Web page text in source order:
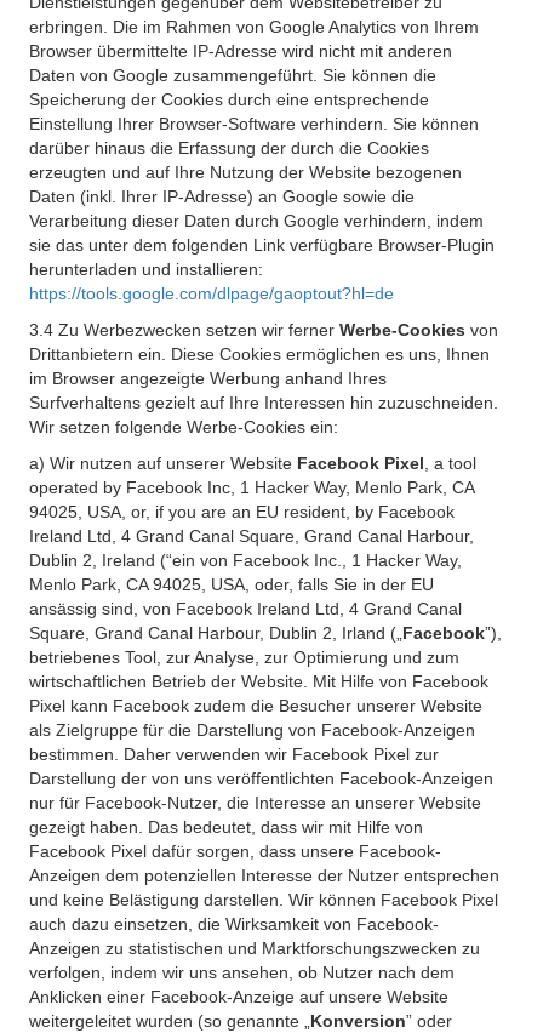
erbringen. Die im Rahmen von Google Analytics von Ihrem
Browser übermittelte IP-Adresse wird nicht mit anderen
Daten von Google zusammengeführt. Sie können die
Speicherung der Cookies durch eine entsprechende
Einstellung Ihrer Browser-Software verhindern. Sie können
darüber hinaus die Erfassung der durch die Cookies
erzeugten und auf Ihre Nutzung der Website bezogenen
Daten (inkl. Ihrer IP-Adresse) an Google sowie die
Verarbeitung dieser Daten durch Google verhindern, indem
sie das unter dem folgenden Link verfügbare Browser-Plugin
herunterladen und installieren:
https://tools.google.com/dlpage/gaoptout?hl=de
3.4 Zu Werbezwecken setzen wir ferner Werbe-Cookies von
Drittanbietern ein. Diese Cookies ermöglichen es uns, Ihnen
im Browser angezeigte Werbung anhand Ihres
Surfverhaltens gezielt auf Ihre Interessen hin zuzuschneiden.
Wir setzen folgende Werbe-Cookies ein:
a) Wir nutzen auf unserer Website Facebook Pixel , a tool
operated by Facebook Inc, 1 Hacker Way, Menlo Park, CA
94025, USA, or, if you are an EU resident, by Facebook
Ireland Ltd, 4 Grand Canal Square, Grand Canal Harbour,
Dublin 2, Ireland (“ein von Facebook Inc., 1 Hacker Way,
Menlo Park, CA 94025, USA, oder, falls Sie in der EU
ansässig sind, von Facebook Ireland Ltd, 4 Grand Canal
Square, Grand Canal Harbour, Dublin 2, Irland („ Facebook”),
betriebenes Tool, zur Analyse, zur Optimierung und zum
wirtschaftlichen Betrieb der Website. Mit Hilfe von Facebook
Pixel kann Facebook zudem die Besucher unserer Website
als Zielgruppe für die Darstellung von Facebook-Anzeigen
bestimmen. Daher verwenden wir Facebook Pixel zur
Darstellung der von uns veröffentlichten Facebook-Anzeigen
nur für Facebook-Nutzer, die Interesse an unserer Website
gezeigt haben. Das bedeutet, dass wir mit Hilfe von
Facebook Pixel dafür sorgen, dass unsere Facebook-
Anzeigen dem potenziellen Interesse der Nutzer entsprechen
und keine Belästigung darstellen. Wir können Facebook Pixel
auch dazu einsetzen, die Wirksamkeit von Facebook-
Anzeigen zu statistischen und Marktforschungszwecken zu
verfolgen, indem wir uns ansehen, ob Nutzer nach dem
Anklicken einer Facebook-Anzeige auf unsere Website
weitergeleitet wurden (so genannte „ Konversion” oder